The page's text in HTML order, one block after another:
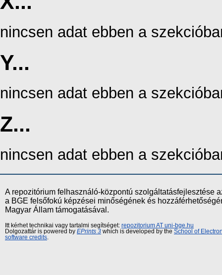
nincsen adat ebben a
Y...
nincsen adat ebben a
Z...
nincsen adat ebben a
A repozitórium felhasználó-központú szolgáltatásfejlesztése
a BGE felsőfokú képzései minőségének és
Magyar Állam támogatásával.
Itt kérhet technikai vagy tartalmi segítséget: repozitorium AT uni-bge.hu
Dolgozattár is powered by EPrints 3 which is developed by the School of
software credits